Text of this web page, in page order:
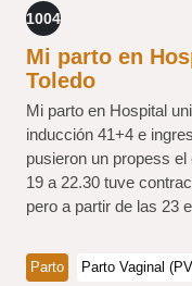
1004
Mi parto en
Toledo
Mi parto en Hospital
inducción 41+4 e
pusieron un propess
19 a 22.30 tuve
pero a partir de las 23
Parto Parto Vaginal